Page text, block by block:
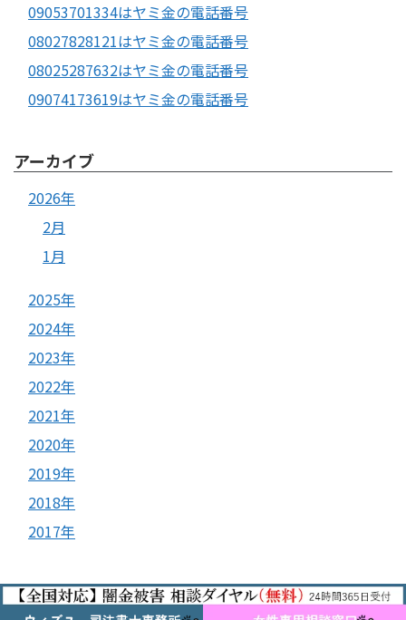
09053701334はヤミ金の電話番号
08027828121はヤミ金の電話番号
08025287632はヤミ金の電話番号
09074173619はヤミ金の電話番号
アーカイブ
2026年
2月
1月
2025年
2024年
2023年
2022年
2021年
2020年
2019年
2018年
2017年